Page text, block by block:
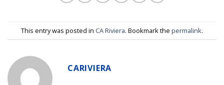
This entry was posted in CA Riviera. Bookmark the permalink.
CARIVIERA